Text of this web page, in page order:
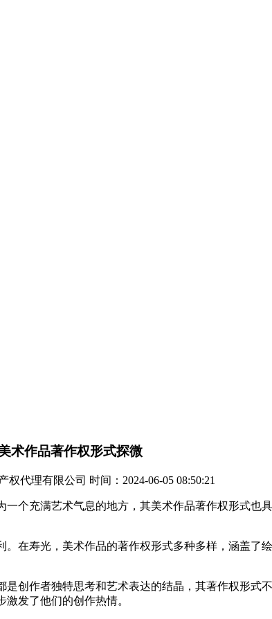
术作品著作权形式探微
权代理有限公司 时间：2024-06-05 08:50:21
个充满艺术气息的地方，其美术作品著作权形式也
在寿光，美术作品的著作权形式多种多样，涵盖了
创作者独特思考和艺术表达的结晶，其著作权形式
发了他们的创作热情。